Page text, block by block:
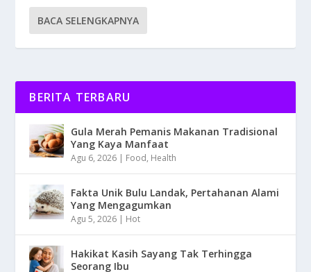
BACA SELENGKAPNYA
BERITA TERBARU
Gula Merah Pemanis Makanan Tradisional
Yang Kaya Manfaat
Agu 6, 2026 | Food, Health
Fakta Unik Bulu Landak, Pertahanan Alami
Yang Mengagumkan
Agu 5, 2026 | Hot
Hakikat Kasih Sayang Tak Terhingga
Seorang Ibu